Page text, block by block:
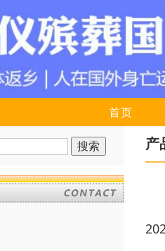
首页
产